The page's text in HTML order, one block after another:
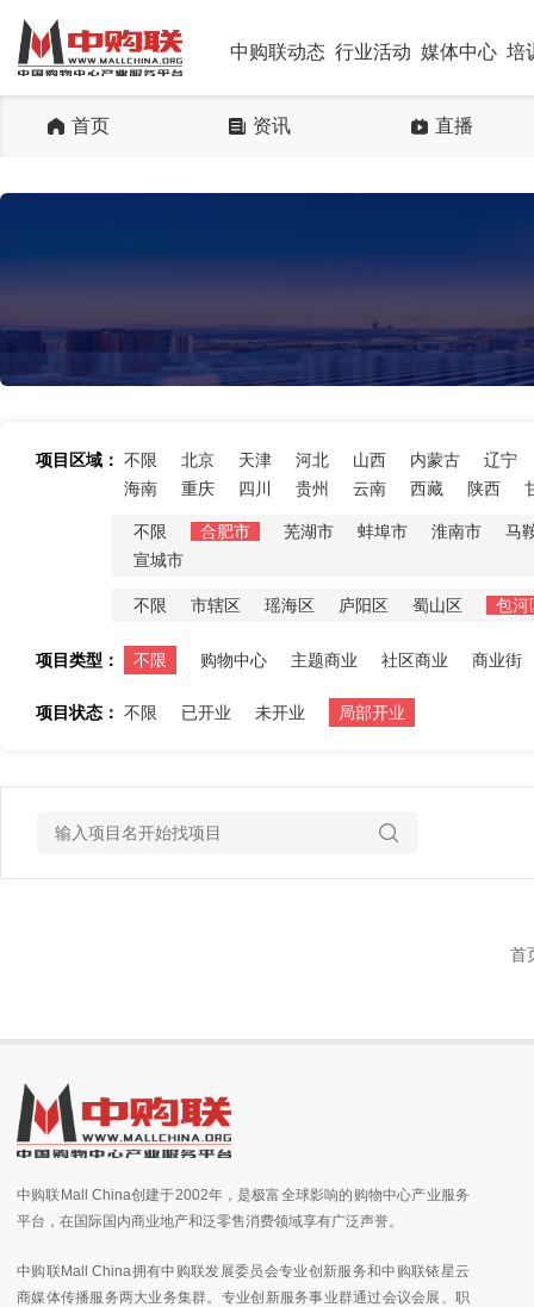
中购联动态 行业活动 媒体中心 培
首页 资讯 直播
项目区域： 不限 北京 天津 河北 山西 内蒙古
辽宁
海南
重庆 四川 贵州 云南 西藏 陕西
不限 合肥市 芜湖市 蚌埠市 淮南市
马
宣城市
不限 市辖区 瑶海区 庐阳区 蜀山区 包河
项目类型： 不限 购物中心 主题商业 社区商业 商业街
项目状态： 不限 已开业 未开业 局部开业
首
中购联Mall China创建于2002年，是极富全球影响的购物中心产业服务
平台，在国际国内商业地产和泛零售消费领域享有广泛声誉。
中购联Mall China拥有中购联发展委员会专业创新服务和中购联铱星云
商媒体传播服务两大业务集群。专业创新服务事业群通过会议会展、职